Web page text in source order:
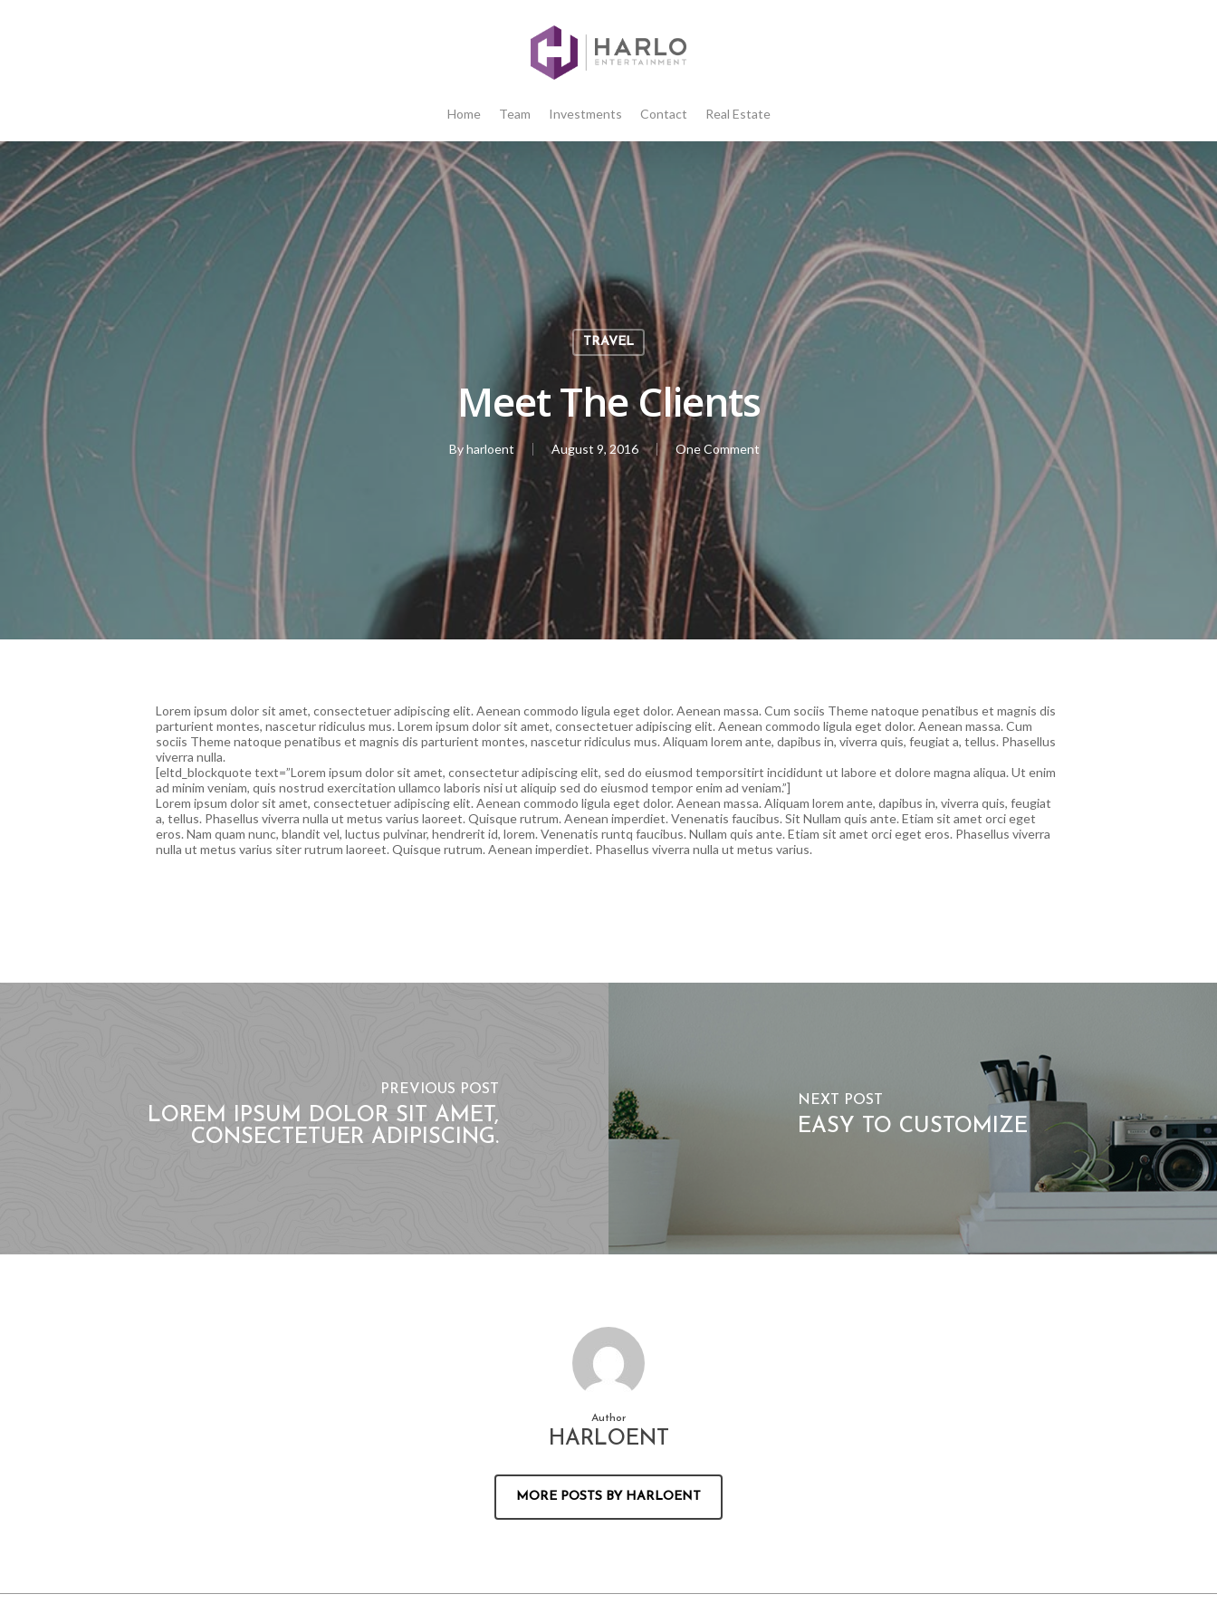
Home Team Investments Contact Real Estate
TRAVEL
Meet The Clients
Byharloent August 9, 2016 One Comment
Lorem ipsum dolor sit amet, consectetuer adipiscing elit. Aenean commodo ligula eget dolor. Aenean massa. Cum sociis Theme natoque penatibus et magnis dis
parturient montes, nascetur ridiculus mus. Lorem ipsum dolor sit amet, consectetuer adipiscing elit. Aenean commodo ligula eget dolor. Aenean massa. Cum
sociis Theme natoque penatibus et magnis dis parturient montes, nascetur ridiculus mus. Aliquam lorem ante, dapibus in, viverra quis, feugiat a, tellus. Phasellus
viverra nulla.
[eltd_blockquote text=”Lorem ipsum dolor sit amet, consectetur adipiscing elit, sed do eiusmod temporsitirt incididunt ut labore et dolore magna aliqua. Ut enim
ad minim veniam, quis nostrud exercitation ullamco laboris nisi ut aliquip sed do eiusmod tempor enim ad veniam.”]
Lorem ipsum dolor sit amet, consectetuer adipiscing elit. Aenean commodo ligula eget dolor. Aenean massa. Aliquam lorem ante, dapibus in, viverra quis, feugiat
a, tellus. Phasellus viverra nulla ut metus varius laoreet. Quisque rutrum. Aenean imperdiet. Venenatis faucibus. Sit Nullam quis ante. Etiam sit amet orci eget
eros. Nam quam nunc, blandit vel, luctus pulvinar, hendrerit id, lorem. Venenatis runtq faucibus. Nullam quis ante. Etiam sit amet orci eget eros. Phasellus viverra
nulla ut metus varius siter rutrum laoreet. Quisque rutrum. Aenean imperdiet. Phasellus viverra nulla ut metus varius.
PREVIOUS POST
LOREM IPSUM DOLOR SIT AMET,
CONSECTETUER ADIPISCING.
NEXT POST
EASY TO CUSTOMIZE
Author
HARLOENT
MORE POSTS BY HARLOENT